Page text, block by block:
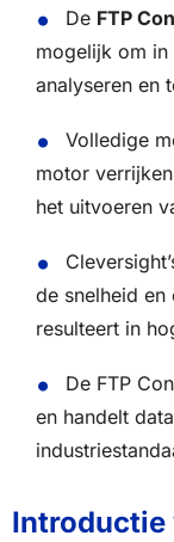
De FTP
mogelijk om in
analyseren en
Volledige
motor
het uitvoeren
de snelheid
resulteert in
De FTP
en handelt
Introductie